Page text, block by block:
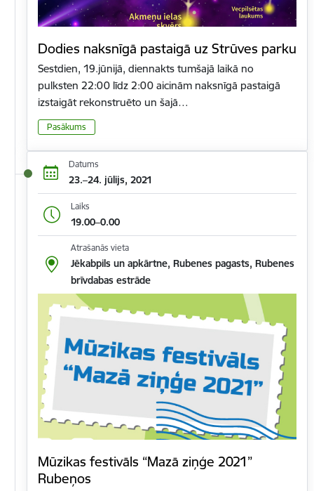
Dodies naksnīgā pastaigā uz Strūves parku
Sestdien, 19.jūnijā, diennakts tumšajā laikā no
pulksten 22:00 līdz 2:00 aicinām naksnīgā pastaigā
izstaigāt rekonstruēto un šajā…
Pasākums
Datums
23.–24. jūlijs, 2021
Laiks
19.00–0.00
Atrašanās vieta
Jēkabpils un apkārtne, Rubenes pagasts, Rubenes
brīvdabas estrāde
Mūzikas festivāls “Mazā ziņģe 2021”
Rubeņos